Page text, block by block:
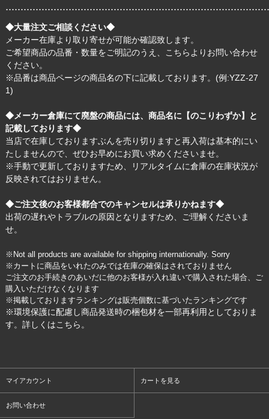
◆大量注文ご相談ください◆
メーカー在庫より取り寄せが可能か確認致します。
ご希望商品の品番・数量をご明記のうえ、
こちら よりお問い合わせ
ください。
※品番は商品ページの商品名の下に記載しております。(例:YZZ-27
1)
◆メーカー倉庫にて廃盤の商品には、商品名に【のこりわずか】と
記載しております◆
当店で在庫しておりますぶんを売り切りますと再入荷は基本的にい
たしませんので、ぜひお早めにお買い求めくださいませ。
※手動で更新しておりますため、リアルタイムに倉庫の在庫状況が
反映されてはおりません。
◆ご注文後のお客様都合でのキャンセルは承りかねます◆
出荷の遅れやトラブルの原因となりますため、ご理解くださいま
せ。
※Not all products are available for shipping internationally. Sorry
※カートに商品をいれたのみでは在庫の確保はされておりません
ご注文のお手続きのあいだに他のお客様が入れ違いで購入された場合、ご
購入いただけなくなります
※掲載しておりますランキングは販売個数に基づいたランキングです
※環境保護に配慮し商品発送時の梱包材を一部再利用としておりま
す。詳しくはこちら 。
マイアカウント カートを見る
お問い合わせ